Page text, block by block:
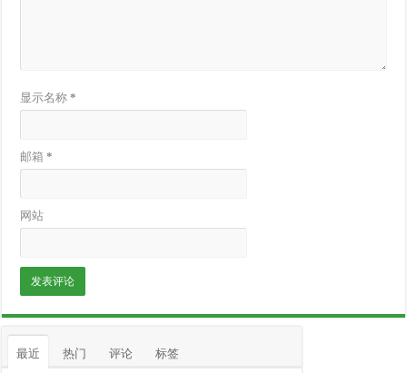
显示名称*
邮箱*
网站
最近 热门 评论 标签